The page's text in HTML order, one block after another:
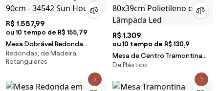
R$ 1.557,99
ou 10 tempo de R$ 155,79
Mesa Dobrável Redonda
Madeira Stain Cor Jatobá 90cm
- 34542 Sun House
Redondas, de Madeira,
Retangulares
R$ 1.309
ou 10 tempo de R$ 130,9
Mesa de Centro Tramontina
Cona Lumiére 80x39cm
Polietileno com Lâmpada Led
De Plástico